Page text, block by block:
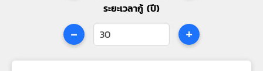
ระยะเวลากู้ (ปี)
- +